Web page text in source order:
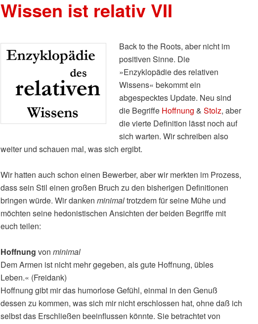
Wissen ist relativ VII
Back to the Roots, aber nicht im
positiven Sinne. Die
»Enzyklopädie des relativen
Wissens« bekommt ein
abgespecktes Update. Neu sind
die Begriffe Hoffnung & Stolz, aber
die vierte Definition lässt noch auf
sich warten. Wir schreiben also
weiter und schauen mal, was sich ergibt.
Wir hatten auch schon einen Bewerber, aber wir merkten im Prozess,
dass sein Stil einen großen Bruch zu den bisherigen Definitionen
bringen würde. Wir danken minimaltrotzdem für seine Mühe und
möchten seine hedonistischen Ansichten der beiden Begriffe mit
euch teilen:
Hoffnung von minimal
Dem Armen ist nicht mehr gegeben, als gute Hoffnung, übles
Leben.« (Freidank)
Hoffnung gibt mir das humorlose Gefühl, einmal in den Genuß
dessen zu kommen, was sich mir nicht erschlossen hat, ohne daß ich
selbst das Erschließen beeinflussen könnte. Sie betrachtet von